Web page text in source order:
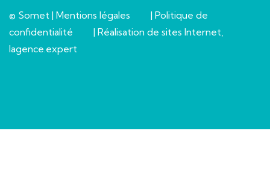
© Somet | Mentions légales | Politique de
confidentialité
| Réalisation de sites Internet,
lagence.expert